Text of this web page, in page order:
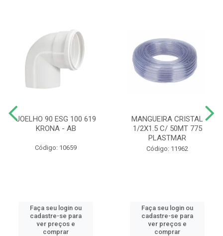
JOELHO 90 ESG 100 619
KRONA - AB
Código: 10659
Faça seu login ou
cadastre-se para
ver preços e
comprar
MANGUEIRA CRISTAL
1/2X1.5 C/ 50MT 775
PLASTMAR
Código: 11962
Faça seu login ou
cadastre-se para
ver preços e
comprar